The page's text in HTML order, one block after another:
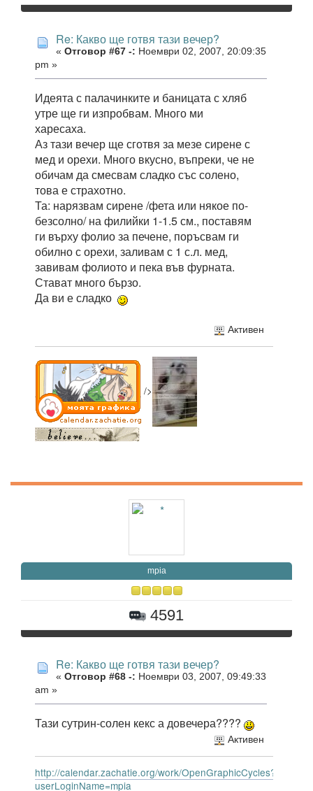
Re: Какво ще готвя тази вечер?
« Отговор #67 -: Ноември 02, 2007, 20:09:35
pm »
Идеята с палачинките и баницата с хляб
утре ще ги изпробвам. Много ми
харесаха.
Аз тази вечер ще сготвя за мезе сирене с
мед и орехи. Много вкусно, въпреки, че не
обичам да смесвам сладко със солено,
това е страхотно.
Та: нарязвам сирене /фета или някое по-
безсолно/ на филийки 1-1.5 см., поставям
ги върху фолио за печене, поръсвам ги
обилно с орехи, заливам с 1 с.л. мед,
завивам фолиото и пека във фурната.
Стават много бързо.
Да ви е сладко
Активен
/>
mpia
4591
Re: Какво ще готвя тази вечер?
« Отговор #68 -: Ноември 03, 2007, 09:49:33
am »
Тази сутрин-солен кекс а довечера????
Активен
http://calendar.zachatie.org/work/OpenGraphicCycles?
userLoginName=mpia